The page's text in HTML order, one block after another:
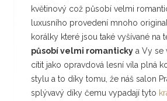
květinový což působí velmi
luxusního provedení mnoho
korálky které jsou také vyšívané na
působí velmi romantickya Vy se
cítit jako opravdová lesní víla plná
stylu a to díky tomu, že náš salon
splývavý díky čemu vypadají tyto